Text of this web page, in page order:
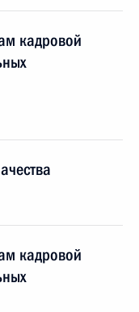
кадровой
кадровой